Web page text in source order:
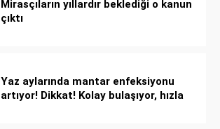
Mirasçıların yıllardır beklediği o kanun
çıktı
Yaz aylarında mantar enfeksiyonu
artıyor! Dikkat! Kolay bulaşıyor, hızla